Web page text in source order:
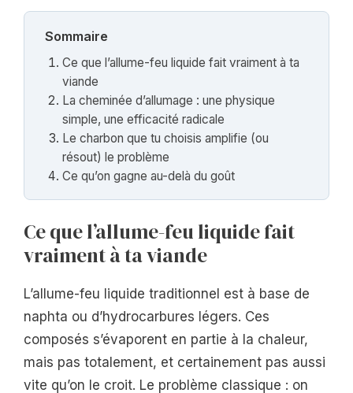
Sommaire
Ce que l’allume-feu liquide fait vraiment à ta
viande
La cheminée d’allumage : une physique
simple, une efficacité radicale
Le charbon que tu choisis amplifie (ou
résout) le problème
Ce qu’on gagne au-delà du goût
Ce que l’allume-feu liquide fait
vraiment à ta viande
L’allume-feu liquide traditionnel est à base de
naphta ou d’hydrocarbures légers. Ces
composés s’évaporent en partie à la chaleur,
mais pas totalement, et certainement pas aussi
vite qu’on le croit. Le problème classique : on